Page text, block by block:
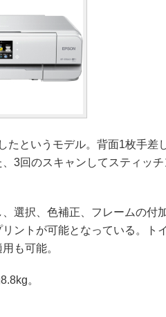
というモデル。背面1枚手差
3回のスキャンしてスティッチ
選択、色補正、フレームの付
ントが可能となっている。ト
も可能。
。